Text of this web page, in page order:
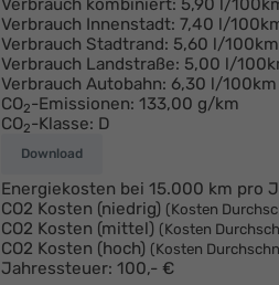
Verbrauch kombiniert: 5,90 l/
Verbrauch Innenstadt: 7,40 l/
Verbrauch Stadtrand: 5,60 l/100km
Verbrauch Landstraße: 5,00 l/
Verbrauch Autobahn: 6,30 l/100km
CO2-Emissionen: 133,00 g/km
CO2-Klasse: D
Download
Energiekosten bei 15.000 km pro
CO2 Kosten (niedrig) (Kosten
CO2 Kosten (mittel) (Kosten
CO2 Kosten (hoch) (Kosten
Jahressteuer: 100,- €